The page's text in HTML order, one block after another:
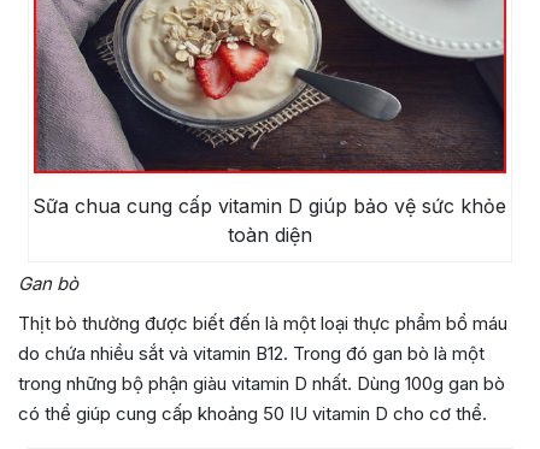
Sữa chua cung cấp vitamin D giúp bảo vệ sức khỏe
toàn diện
Gan bò
Thịt bò thường được biết đến là một loại thực phẩm bổ máu
do chứa nhiều sắt và vitamin B12. Trong đó gan bò là một
trong những bộ phận giàu vitamin D nhất. Dùng 100g gan bò
có thể giúp cung cấp khoảng 50 IU vitamin D cho cơ thể.